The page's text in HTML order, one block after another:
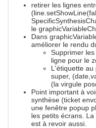
retirer les lignes
le
Dans
améliorer le rendu
Supprimer
ligne pour le
L'étiquette au
super,
(la virgule
Point important à
synthèse (ticket
une fenêtre popup
les petits écrans.
est à revoir aussi.